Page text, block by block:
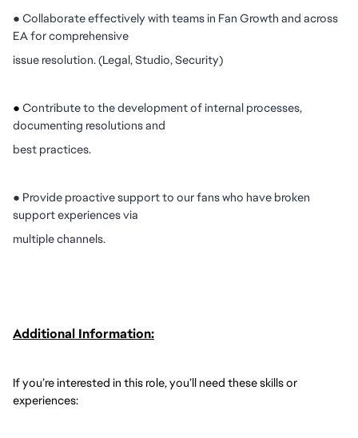
● Collaborate effectively with teams in Fan Growth and across
EA for comprehensive
issue resolution. (Legal, Studio, Security)
● Contribute to the development of internal processes,
documenting resolutions and
best practices.
● Provide proactive support to our fans who have broken
support experiences via
multiple channels.
Additional Information:
If you’re interested in this role, you’ll need these skills or
experiences: